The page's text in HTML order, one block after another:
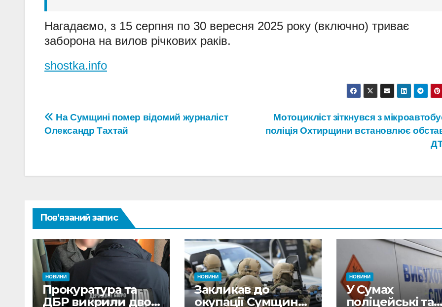
Нагадаємо, з 15 серпня по 30 вересня 2025 року (включно) триває
заборона на вилов річкових раків.
shostka.info
Навігація
записів
Мотоцикліст зіткнувся з
поліція Охтирщини встановлює
На Сумщині помер відомий журналіст
Олександр Тахтай
Пов’язаний запис
НОВИНИ
Прокуратура та
ДБР викрили двох
НОВИНИ
Закликав до
окупації Сумщини
НОВИНИ
У Сумах
поліцейські та